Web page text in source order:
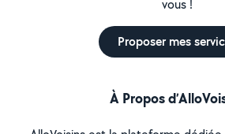
vous !
Proposer mes
À Propos